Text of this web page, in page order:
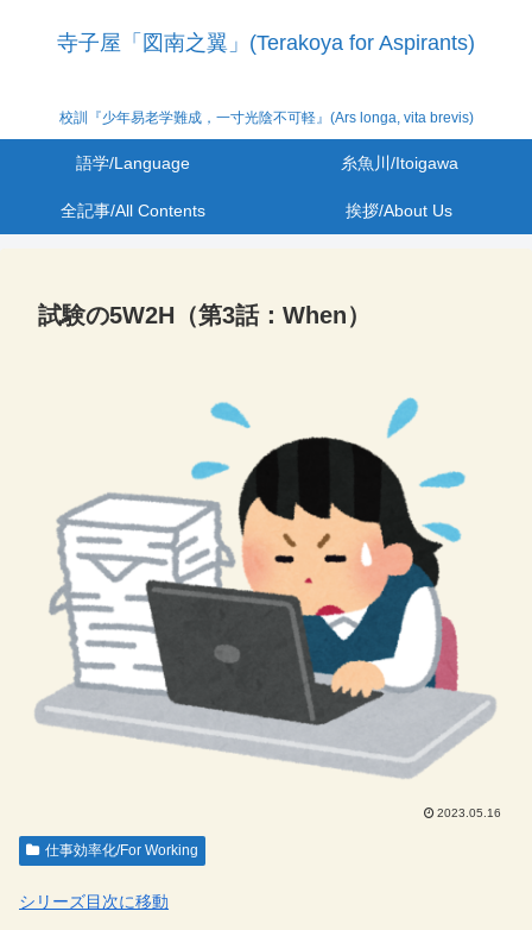
寺子屋「図南之翼」(Terakoya for Aspirants)
校訓『少年易老学難成，一寸光陰不可軽』(Ars longa, vita brevis)
語学/Language 糸魚川/Itoigawa
全記事/All Contents 挨拶/About Us
試験の5W2H（第3話：When）
2023.05.16
仕事効率化/For Working
シリーズ目次に移動